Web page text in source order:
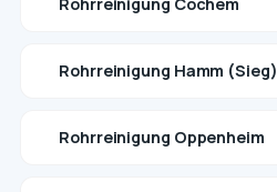
Rohrreinigung Hamm (Sieg)
Rohrreinigung Oppenheim